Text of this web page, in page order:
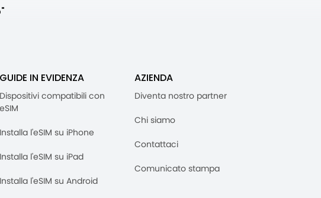
GUIDE IN EVIDENZA
Dispositivi compatibili con
eSIM
Installa l'eSIM su iPhone
Installa l'eSIM su iPad
Installa l'eSIM su Android
AZIENDA
Diventa nostro partner
Chi siamo
Contattaci
Comunicato stampa